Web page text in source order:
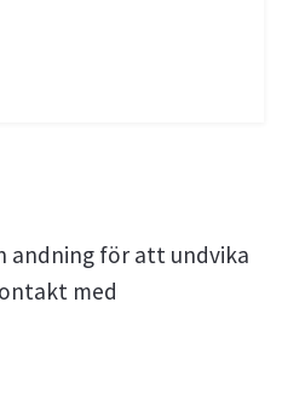
andning för att undvika
med